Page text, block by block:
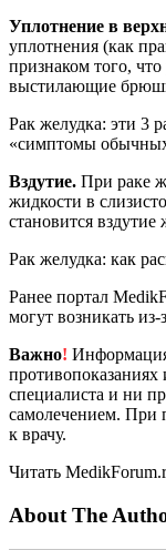
Уплотнение в
уплотнения (как
признаком того,
выстилающие
Рак желудка: эти 3
«симптомы
Вздутие. При раке
жидкости в
становится
Рак желудка: как
Ранее портал
могут возникать
Важно!
специалиста и ни
самолечением. При
к врачу.
Читать
About The